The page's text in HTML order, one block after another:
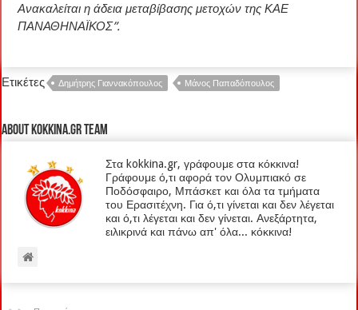
Ανακαλείται η άδεια μεταβίβασης μετοχών της ΚΑΕ
ΠΑΝΑΘΗΝΑΪΚΟΣ”.
Ετικέτες Δημήτρης Γιαννακόπουλος Μάνος Παπαδόπουλος
About kokkina.gr TEAM
Στα kokkina.gr, γράφουμε στα κόκκινα!
Γράφουμε ό,τι αφορά τον Ολυμπιακό σε
Ποδόσφαιρο, Μπάσκετ και όλα τα τμήματα
του Ερασιτέχνη. Για ό,τι γίνεται και δεν λέγεται
και ό,τι λέγεται και δεν γίνεται. Ανεξάρτητα,
ειλικρινά και πάνω απ' όλα... κόκκινα!